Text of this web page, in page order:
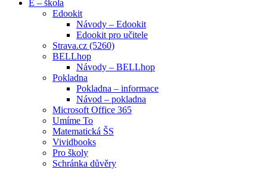
E – škola
Edookit
Návody – Edookit
Edookit pro učitele
Strava.cz (5260)
BELLhop
Návody – BELLhop
Pokladna
Pokladna – informace
Návod – pokladna
Microsoft Office 365
Umíme To
Matematická ŠS
Vividbooks
Pro školy
Schránka důvěry